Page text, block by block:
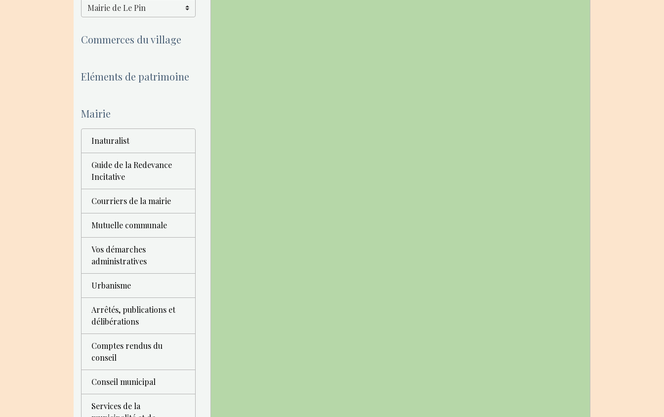
Commerces du village
Eléments de patrimoine
Mairie
Inaturalist
Guide de la Redevance
Incitative
Courriers de la mairie
Mutuelle communale
Vos démarches
administratives
Urbanisme
Arrêtés, publications et
délibérations
Comptes rendus du
conseil
Conseil municipal
Services de la